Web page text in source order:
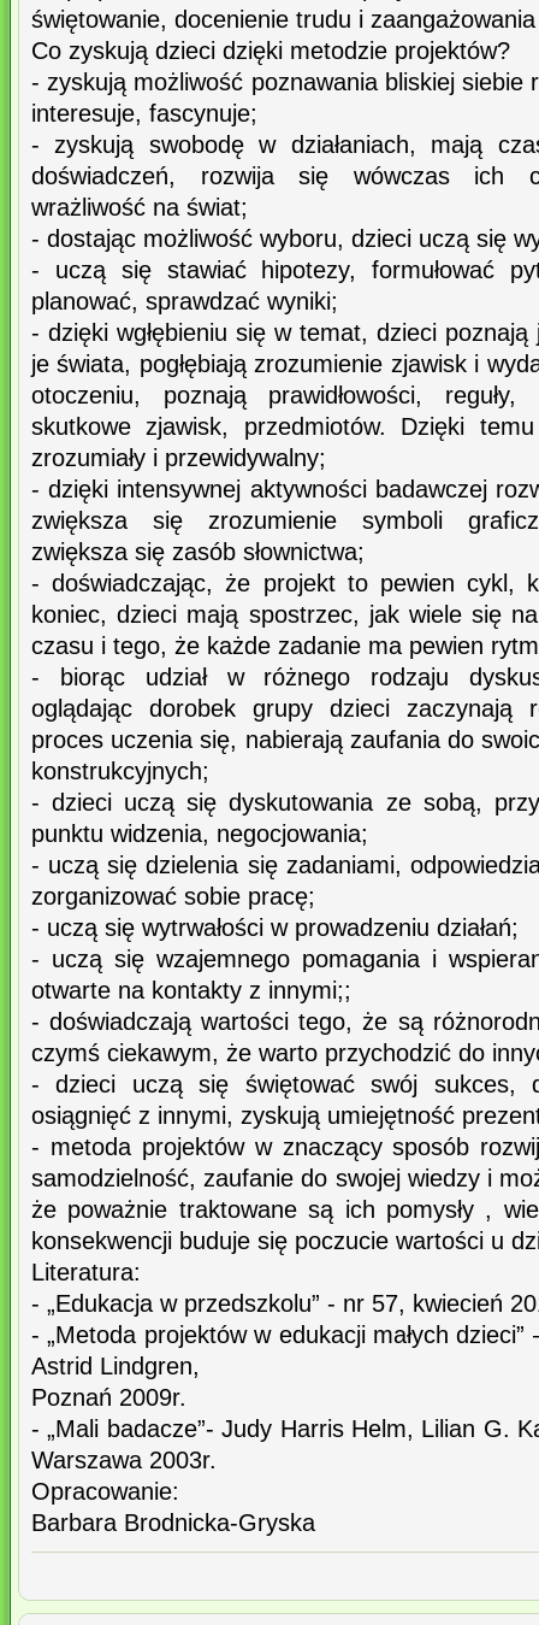
świętowanie, docenienie trudu i
Co zyskują dzieci dzięki metodzie projektów?
- zyskują możliwość poznawania bliskiej siebie
interesuje, fascynuje;
- zyskują swobodę w działaniach, mają
doświadczeń, rozwija się wówczas ich
wrażliwość na świat;
- dostając możliwość wyboru, dzieci uczą się
- uczą się stawiać hipotezy, formułować
planować, sprawdzać wyniki;
- dzięki wgłębieniu się w temat, dzieci
je świata, pogłębiają zrozumienie zjawisk i
otoczeniu, poznają prawidłowości,
skutkowe zjawisk, przedmiotów. Dzięki
zrozumiały i przewidywalny;
- dzięki intensywnej aktywności badawczej
zwiększa się zrozumienie symboli
zwiększa się zasób słownictwa;
- doświadczając, że projekt to pewien cykl,
koniec, dzieci mają spostrzec, jak wiele się
czasu i tego, że każde zadanie ma pewien
- biorąc udział w różnego rodzaju
oglądając dorobek grupy dzieci zaczynają
proces uczenia się, nabierają zaufania do
konstrukcyjnych;
- dzieci uczą się dyskutowania ze sobą,
punktu widzenia, negocjowania;
- uczą się dzielenia się zadaniami,
zorganizować sobie pracę;
- uczą się wytrwałości w prowadzeniu działań;
- uczą się wzajemnego pomagania i
otwarte na kontakty z innymi;;
- doświadczają wartości tego, że są
czymś ciekawym, że warto przychodzić do
- dzieci uczą się świętować swój sukces,
osiągnięć z innymi, zyskują umiejętność
- metoda projektów w znaczący sposób
samodzielność, zaufanie do swojej wiedzy i
że poważnie traktowane są ich pomysły ,
konsekwencji buduje się poczucie wartości u
Literatura:
- „Edukacja w przedszkolu” - nr 57, kwiecień
- „Metoda projektów w edukacji małych
Astrid Lindgren,
Poznań 2009r.
- „Mali badacze”- Judy Harris Helm, Lilian G.
Warszawa 2003r.
Opracowanie:
Barbara Brodnicka-Gryska